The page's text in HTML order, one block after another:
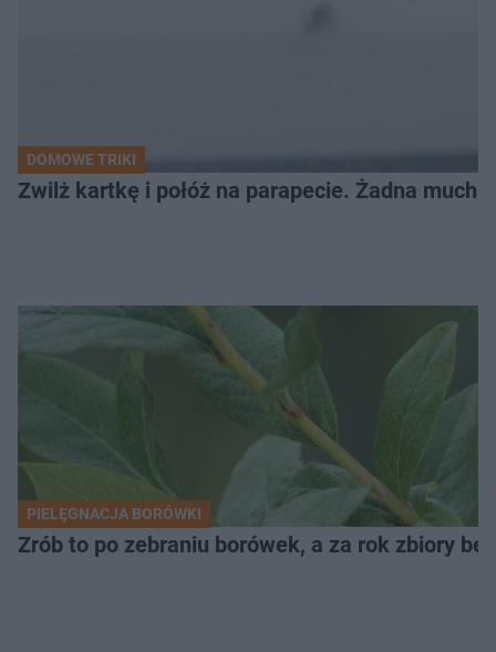
DOMOWE TRIKI
Zwilż kartkę i połóż na parapecie. Żadna
PIELĘGNACJA BORÓWKI
Zrób to po zebraniu borówek, a za rok zbiory